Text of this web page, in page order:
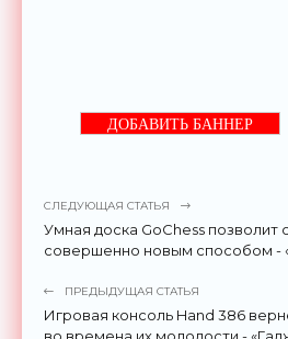
ДОБАВИТЬ БАННЕР
СЛЕДУЮЩАЯ СТАТЬЯ
Умная доска GoChess позволит
совершенно новым способом -
ПРЕДЫДУЩАЯ СТАТЬЯ
Игровая консоль Hand 386
во времена их молодости -